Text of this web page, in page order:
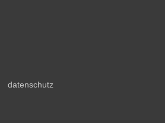
datenschutz